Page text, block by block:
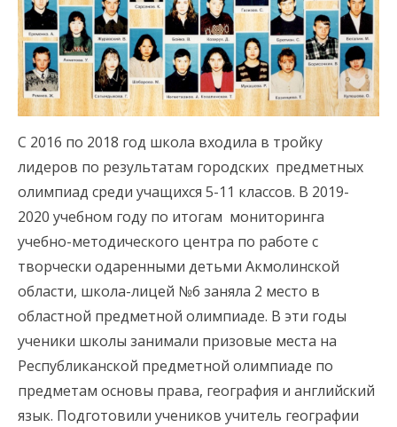
С 2016 по 2018 год школа входила в тройку
лидеров по результатам городских предметных
олимпиад среди учащихся 5-11 классов. В 2019-
2020 учебном году по итогам мониторинга
учебно-методического центра по работе с
творчески одаренными детьми Акмолинской
области, школа-лицей №6 заняла 2 место в
областной предметной олимпиаде. В эти годы
ученики школы занимали призовые места на
Республиканской предметной олимпиаде по
предметам основы права, география и английский
язык. Подготовили учеников учитель географии